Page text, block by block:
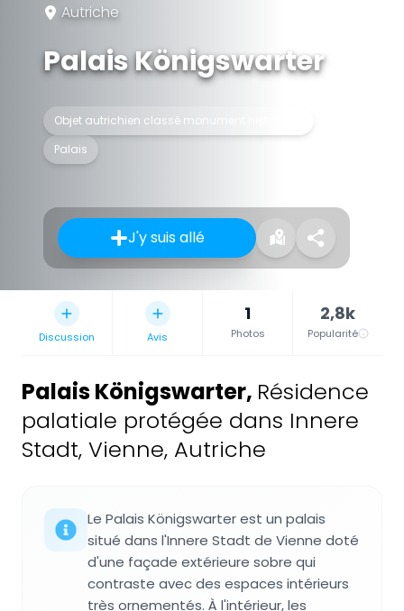
Autriche
Palais Königswarter
Objet autrichien classé monument historique
Palais
J'y suis allé
Discussion Avis
1
Photos
2,8k
Popularité
Palais Königswarter, Résidence
palatiale protégée dans Innere
Stadt, Vienne, Autriche
Le Palais Königswarter est un palais
situé dans l'Innere Stadt de Vienne doté
d'une façade extérieure sobre qui
contraste avec des espaces intérieurs
très ornementés. À l'intérieur, les